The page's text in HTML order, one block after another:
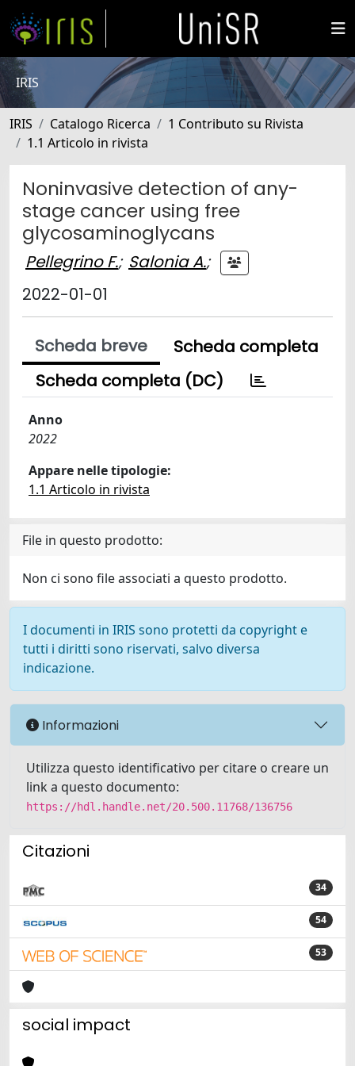
IRIS
IRIS Catalogo Ricerca
1 Contributo su Rivista
1.1 Articolo in rivista
Noninvasive detection of any-
stage cancer using free
glycosaminoglycans
Pellegrino F.; Salonia A.;
2022-01-01
Scheda breve
Scheda completa
Scheda completa (DC)
Anno
2022
Appare nelle tipologie:
1.1 Articolo in rivista
File in questo prodotto:
Non ci sono file associati a questo prodotto.
I documenti in IRIS sono protetti da copyright e
tutti i diritti sono riservati, salvo diversa
indicazione.
Informazioni
Utilizza questo identificativo per citare o creare un
link a questo documento:
https://hdl.handle.net/20.500.11768/136756
Citazioni
34
54
53
social impact